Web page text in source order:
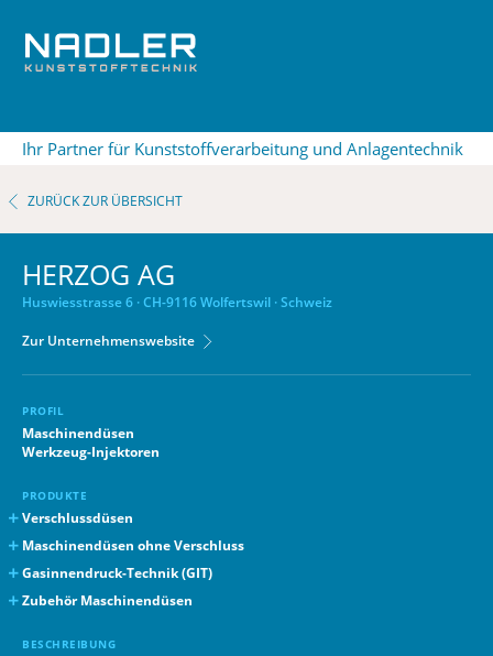
Ihr Partner für Kunststoffverarbeitung und Anlagentechnik
ZURÜCK ZUR ÜBERSICHT
HERZOG AG
Huswiesstrasse 6 · CH-9116 Wolfertswil · Schweiz
Zur Unternehmenswebsite
PROFIL
Maschinendüsen
Werkzeug-Injektoren
PRODUKTE
Verschlussdüsen
Bolzenverschluss Typ BHP
Nadelverschluss Typ HP
Federbetätigter Nadelverschluss Typ A
Maschinendüsen ohne Verschluss
Filterdüse Typ FN
Maschinendüse mit statischem X-Mischer
Gasinnendruck-Technik (GIT)
Maschinendüse Typ GM (GIT)
Zubehör Maschinendüsen
BESCHREIBUNG